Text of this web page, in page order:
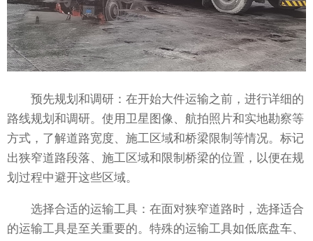
预先规划和调研：在开始大件运输之前，进行详细的
路线规划和调研。使用卫星图像、航拍照片和实地勘察等
方式，了解道路宽度、施工区域和桥梁限制等情况。标记
出狭窄道路段落、施工区域和限制桥梁的位置，以便在规
划过程中避开这些区域。
选择合适的运输工具：在面对狭窄道路时，选择适合
的运输工具是至关重要的。特殊的运输工具如低底盘车、